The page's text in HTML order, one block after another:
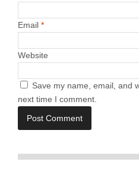
Email *
Website
Save my name, email, and
next time I comment.